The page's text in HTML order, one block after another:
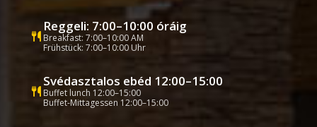
Reggeli: 7:00–10:00 óráig
Breakfast: 7:00–10:00 AM
Frühstück: 7:00–10:00 Uhr
Svédasztalos ebéd 12:00–15:00
Buffet lunch 12:00–15:00
Buffet-Mittagessen 12:00–15:00